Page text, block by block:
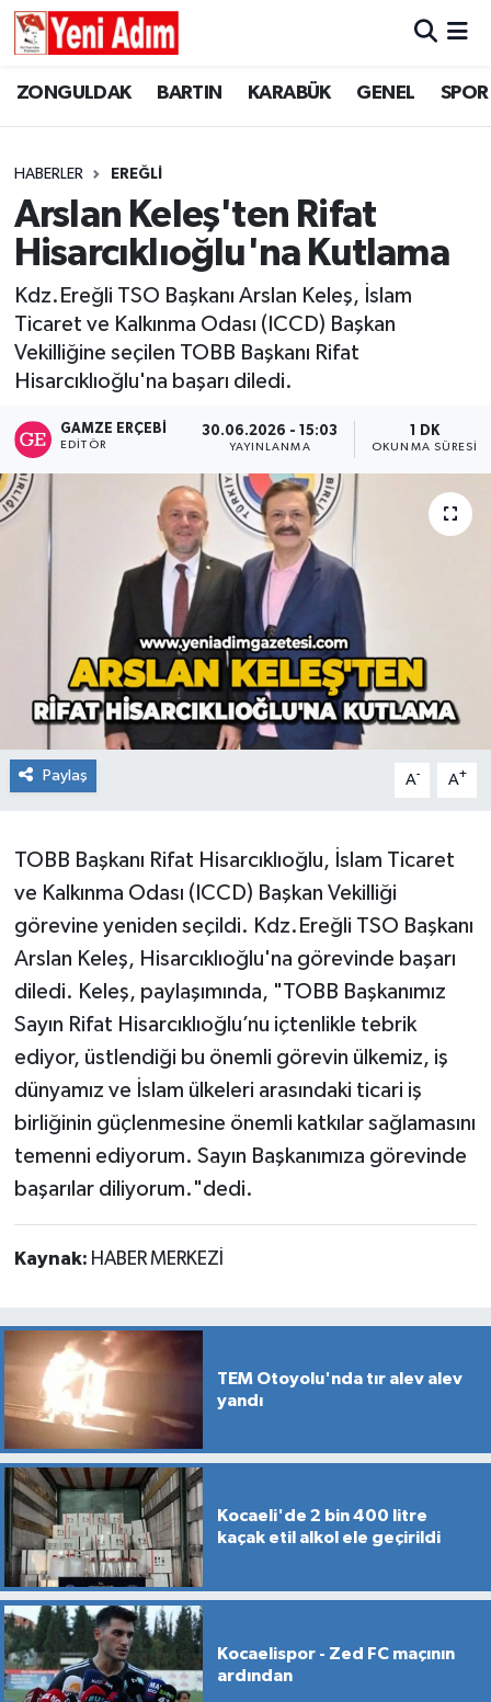
ZONGULDAK BARTIN KARABÜK GENEL SPOR
HABERLER EREĞLİ
Arslan Keleş'ten Rifat
Hisarcıklıoğlu'na Kutlama
Kdz.Ereğli TSO Başkanı Arslan Keleş, İslam
Ticaret ve Kalkınma Odası (ICCD) Başkan
Vekilliğine seçilen TOBB Başkanı Rifat
Hisarcıklıoğlu'na başarı diledi.
GAMZE ERÇEBI
EDITÖR
30.06.2026 - 15:03
YAYINLANMA
1 DK
OKUNMA SÜRESI
Paylaş A- A+
TOBB Başkanı Rifat Hisarcıklıoğlu, İslam Ticaret
ve Kalkınma Odası (ICCD) Başkan Vekilliği
görevine yeniden seçildi. Kdz.Ereğli TSO Başkanı
Arslan Keleş, Hisarcıklıoğlu'na görevinde başarı
diledi. Keleş, paylaşımında, "TOBB Başkanımız
Sayın Rifat Hisarcıklıoğlu’nu içtenlikle tebrik
ediyor, üstlendiği bu önemli görevin ülkemiz, iş
dünyamız ve İslam ülkeleri arasındaki ticari iş
birliğinin güçlenmesine önemli katkılar sağlamasını
temenni ediyorum. Sayın Başkanımıza görevinde
başarılar diliyorum."dedi.
Kaynak: HABER MERKEZİ
TEM Otoyolu'nda tır alev alev
yandı
Kocaeli'de 2 bin 400 litre
kaçak etil alkol ele geçirildi
Kocaelispor - Zed FC maçının
ardından
ZONGULDAK
GÜNCEL
SİYASET
RESMİ İLAN
ZONGULDAK
GENEL
SPOR
SİYASET
SAĞLIK
GÜNCEL
RESMİ İLAN
Zonguldak Hava Durumu
Süper Lig Puan Durumu ve Fikstür
Tüm Manşetler
Son Dakika Haberleri
Haber Arşivi